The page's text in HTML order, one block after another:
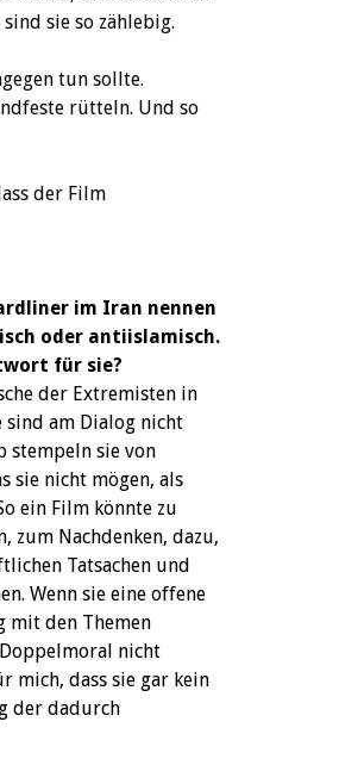
sie so zählebig.
tun sollte.
rütteln. Und so
der Film
im Iran nennen
oder antiislamisch.
für sie?
der Extremisten in
sind am Dialog nicht
stempeln sie von
sie nicht mögen, als
ein Film könnte zu
zum Nachdenken, dazu,
Tatsachen und
Wenn sie eine offene
mit den Themen
nicht
mich, dass sie gar kein
der dadurch